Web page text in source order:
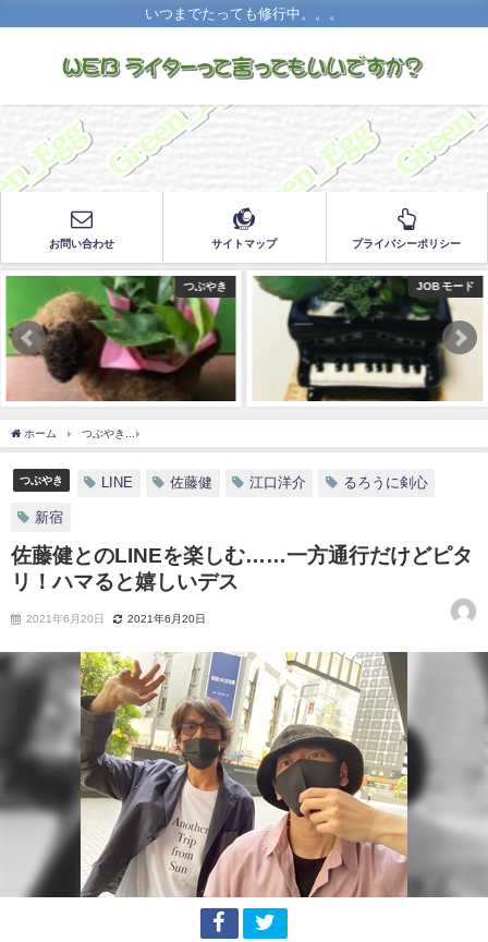
いつまでたっても修行中。。。
お問い合わせ サイトマップ プライバシーポリシー
JOB モード
ホーム つぶやき
つぶやき LINE 佐藤健 江口洋介 るろうに剣心
新宿
佐藤健とのLINEを楽しむ……一方通行だけどピタ
リ！ハマると嬉しいデス
2021年6月20日 2021年6月20日